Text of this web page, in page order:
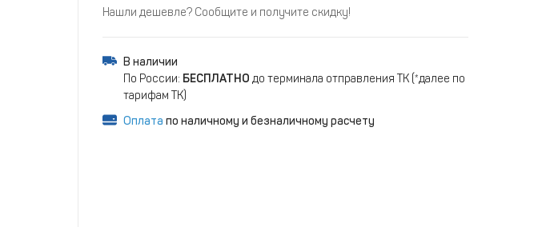
Нашли дешевле? Сообщите и получите скидку!
В наличии
По России: БЕСПЛАТНО до терминала отправления ТК (*далее по
тарифам ТК)
Оплата по наличному и безналичному расчету